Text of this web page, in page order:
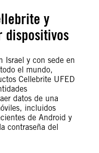
y
dispositivos
Israel y con sede en
el mundo,
Cellebrite UFED
datos de una
incluidos
de Android y
contraseña del